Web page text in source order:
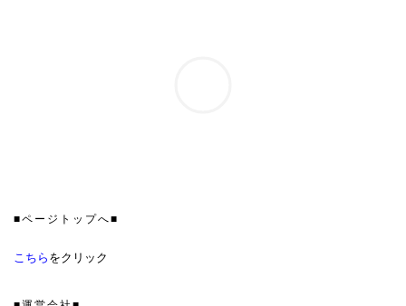
■ページトップへ■
こちらをクリック